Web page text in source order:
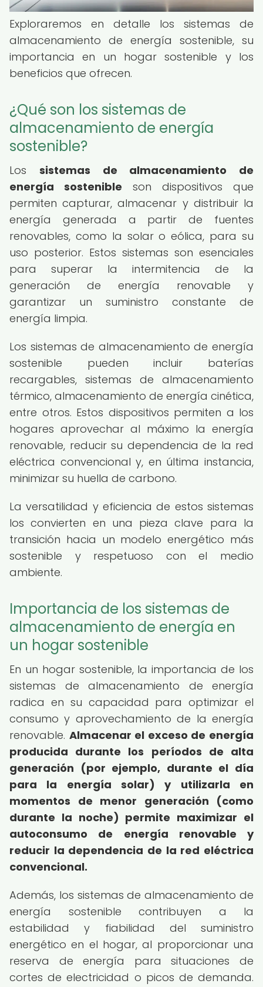
Exploraremos en detalle los sistemas de
almacenamiento de energía sostenible, su
importancia en un hogar sostenible y los
beneficios que ofrecen.
¿Qué son los sistemas de
almacenamiento de energía
sostenible?
Los sistemas de almacenamiento de
energía sostenible son dispositivos que
permiten capturar, almacenar y distribuir la
energía generada a partir de fuentes
renovables, como la solar o eólica, para su
uso posterior. Estos sistemas son esenciales
para superar la intermitencia de la
generación de energía renovable y
garantizar un suministro constante de
energía limpia.
Los sistemas de almacenamiento de energía
sostenible pueden incluir baterías
recargables, sistemas de almacenamiento
térmico, almacenamiento de energía cinética,
entre otros. Estos dispositivos permiten a los
hogares aprovechar al máximo la energía
renovable, reducir su dependencia de la red
eléctrica convencional y, en última instancia,
minimizar su huella de carbono.
La versatilidad y eficiencia de estos sistemas
los convierten en una pieza clave para la
transición hacia un modelo energético más
sostenible y respetuoso con el medio
ambiente.
Importancia de los sistemas de
almacenamiento de energía en
un hogar sostenible
En un hogar sostenible, la importancia de los
sistemas de almacenamiento de energía
radica en su capacidad para optimizar el
consumo y aprovechamiento de la energía
renovable. Almacenar el exceso de energía
producida durante los períodos de alta
generación (por ejemplo, durante el día
para la energía solar) y utilizarla en
momentos de menor generación (como
durante la noche) permite maximizar el
autoconsumo de energía renovable y
reducir la dependencia de la red eléctrica
convencional.
Además, los sistemas de almacenamiento de
energía sostenible contribuyen a la
estabilidad y fiabilidad del suministro
energético en el hogar, al proporcionar una
reserva de energía para situaciones de
cortes de electricidad o picos de demanda.